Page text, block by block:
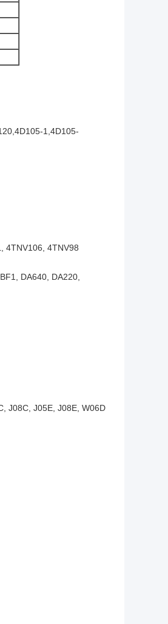
1,4D105-
4TNV106, 4TNV98
DA640, DA220,
J08C, J05E, J08E, W06D